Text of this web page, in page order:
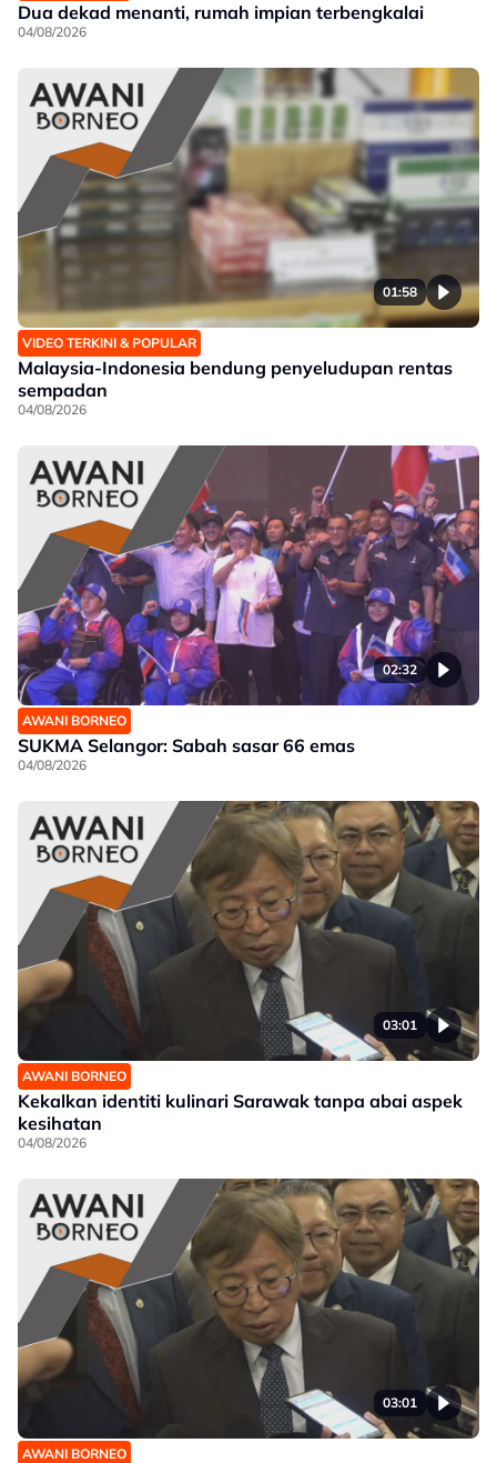
Dua dekad menanti, rumah impian terbengkalai
04/08/2026
01:58
VIDEO TERKINI & POPULAR
Malaysia-Indonesia bendung penyeludupan rentas
sempadan
04/08/2026
02:32
AWANI BORNEO
SUKMA Selangor: Sabah sasar 66 emas
04/08/2026
03:01
AWANI BORNEO
Kekalkan identiti kulinari Sarawak tanpa abai aspek
kesihatan
04/08/2026
03:01
AWANI BORNEO